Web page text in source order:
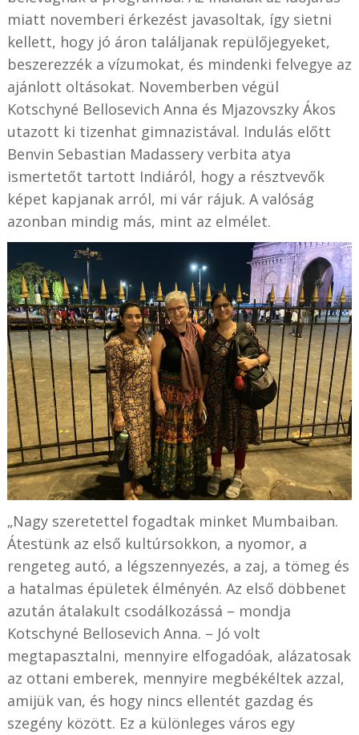
miatt novemberi érkezést javasoltak, így sietni
kellett, hogy jó áron találjanak repülőjegyeket,
beszerezzék a vízumokat, és mindenki felvegye az
ajánlott oltásokat. Novemberben végül
Kotschyné Bellosevich Anna és Mjazovszky Ákos
utazott ki tizenhat gimnazistával. Indulás előtt
Benvin Sebastian Madassery verbita atya
ismertetőt tartott Indiáról, hogy a résztvevők
képet kapjanak arról, mi vár rájuk. A valóság
azonban mindig más, mint az elmélet.
„Nagy szeretettel fogadtak minket Mumbaiban.
Átestünk az első kultúrsokkon, a nyomor, a
rengeteg autó, a légszennyezés, a zaj, a tömeg és
a hatalmas épületek élményén. Az első döbbenet
azután átalakult csodálkozássá – mondja
Kotschyné Bellosevich Anna. – Jó volt
megtapasztalni, mennyire elfogadóak, alázatosak
az ottani emberek, mennyire megbékéltek azzal,
amijük van, és hogy nincs ellentét gazdag és
szegény között. Ez a különleges város egy